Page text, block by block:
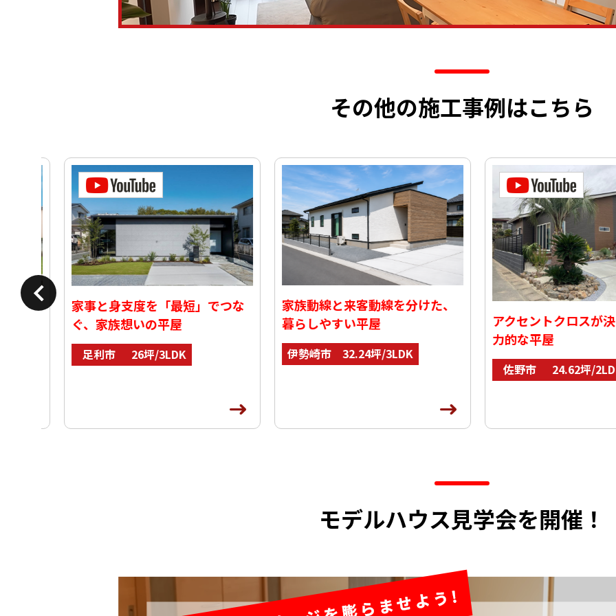
その他の施工事例はこちら
家事と身支度を「最短」でつな
ぐ、家族想いの平屋
足利市 26坪/3LDK
家族動線と来客動線を分けた、
暮らしやすい平屋
伊勢崎市 32.24坪/3LDK
アクセントクロスが決
力的な平屋
佐野市 24.62坪/2LDK
モデルハウス見学会を開催！